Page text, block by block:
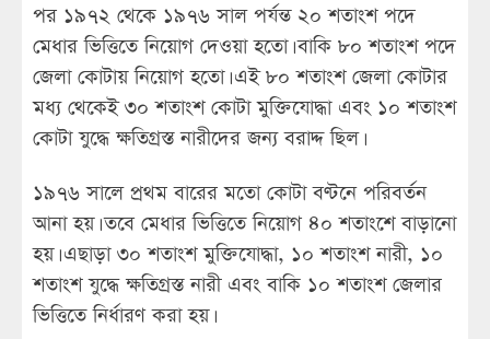
পর ১৯৭২ থেকে ১৯৭৬ সাল পর্যন্ত ২০ শতাংশ পদে
মেধার ভিত্তিতে নিয়োগ দেওয়া হতো। বাকি ৮০ শতাংশ পদে
জেলা কোটায় নিয়োগ হতো। এই ৮০ শতাংশ জেলা কোটার
মধ্য থেকেই ৩০ শতাংশ কোটা মুক্তিযোদ্ধা এবং ১০ শতাংশ
কোটা যুদ্ধে ক্ষতিগ্রস্ত নারীদের জন্য বরাদ্দ ছিল।
১৯৭৬ সালে প্রথম বারের মতো কোটা বণ্টনে পরিবর্তন
আনা হয়। তবে মেধার ভিত্তিতে নিয়োগ ৪০ শতাংশে বাড়ানো
হয়। এছাড়া ৩০ শতাংশ মুক্তিযোদ্ধা, ১০ শতাংশ নারী, ১০
শতাংশ যুদ্ধে ক্ষতিগ্রস্ত নারী এবং বাকি ১০ শতাংশ জেলার
ভিত্তিতে নির্ধারণ করা হয়।